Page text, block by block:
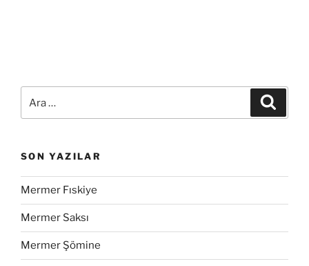
SON YAZILAR
Mermer Fıskiye
Mermer Saksı
Mermer Şömine